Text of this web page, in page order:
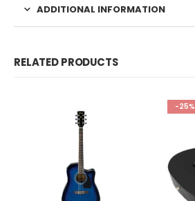
ADDITIONAL INFORMATION
RELATED PRODUCTS
-25%